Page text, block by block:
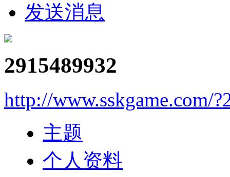
发送消息
2915489932
http://www.sskgame.com/
主题
个人资料